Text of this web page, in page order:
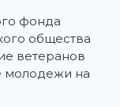
фонда
общества
ветеранов
молодежи на